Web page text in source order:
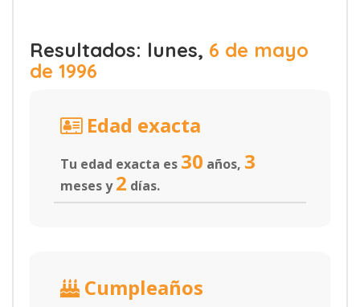
Resultados: lunes, 6 de mayo
de 1996
Edad exacta
Tu edad exacta es 30 años, 3
meses y2 días.
Cumpleaños